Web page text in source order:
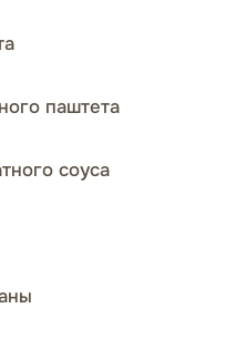
паштета
соуса